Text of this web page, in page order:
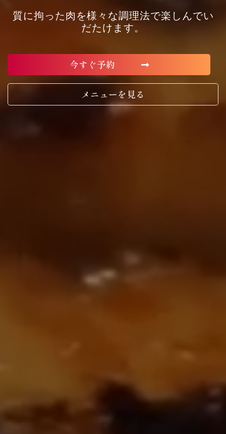
質に拘った肉を様々な調理法で楽しんでい
だたけます。
今すぐ予約
メニューを見る